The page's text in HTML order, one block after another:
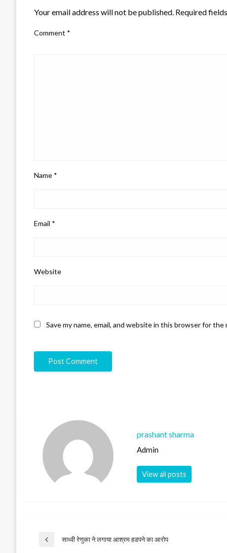
Your email address will not be published. Required
Comment *
Name *
Email *
Website
Save my name, email, and website in this browser for
prashant sharma
Admin
View all posts
Post
Previous
साध्वी रेणुका ने लगाया आश्रम हडपने का आरोप